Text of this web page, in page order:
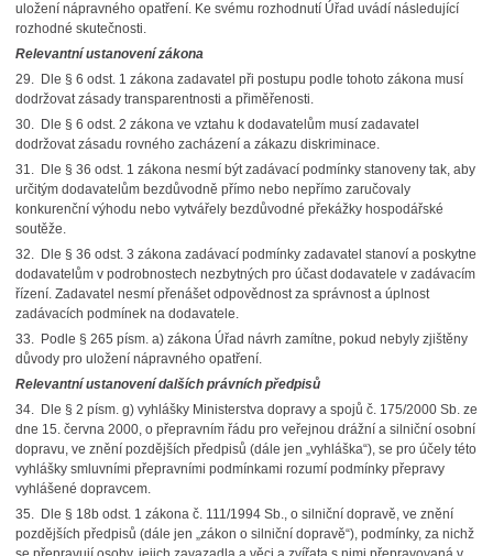
uložení nápravného opatření. Ke svému rozhodnutí Úřad uvádí následující
rozhodné skutečnosti.
Relevantní ustanovení zákona
29. Dle § 6 odst. 1 zákona zadavatel při postupu podle tohoto zákona musí
dodržovat zásady transparentnosti a přiměřenosti.
30. Dle § 6 odst. 2 zákona ve vztahu k dodavatelům musí zadavatel
dodržovat zásadu rovného zacházení a zákazu diskriminace.
31. Dle § 36 odst. 1 zákona nesmí být zadávací podmínky stanoveny tak, aby
určitým dodavatelům bezdůvodně přímo nebo nepřímo zaručovaly
konkurenční výhodu nebo vytvářely bezdůvodné překážky hospodářské
soutěže.
32. Dle § 36 odst. 3 zákona zadávací podmínky zadavatel stanoví a poskytne
dodavatelům v podrobnostech nezbytných pro účast dodavatele v zadávacím
řízení. Zadavatel nesmí přenášet odpovědnost za správnost a úplnost
zadávacích podmínek na dodavatele.
33. Podle § 265 písm. a) zákona Úřad návrh zamítne, pokud nebyly zjištěny
důvody pro uložení nápravného opatření.
Relevantní ustanovení dalších právních předpisů
34. Dle § 2 písm. g) vyhlášky Ministerstva dopravy a spojů č. 175/2000 Sb. ze
dne 15. června 2000, o přepravním řádu pro veřejnou drážní a silniční osobní
dopravu, ve znění pozdějších předpisů (dále jen „vyhláška“), se pro účely této
vyhlášky smluvními přepravními podmínkami rozumí podmínky přepravy
vyhlášené dopravcem.
35. Dle § 18b odst. 1 zákonač. 111/1994 Sb., o silniční dopravě, ve znění
pozdějších předpisů (dále jen „zákon o silniční dopravě“),podmínky, za nichž